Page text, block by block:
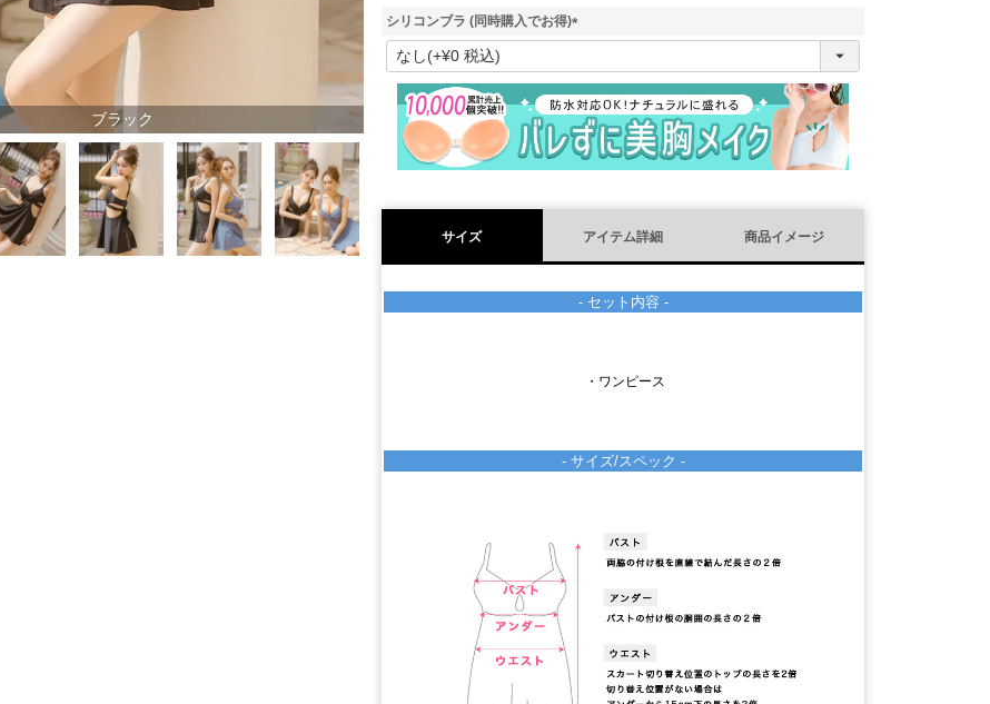
ブラック
ダスティブルー
シリコンブラ (同時購入でお得)
(
須
)
サイズ アイテム詳細 商品イメージ
- セット内容 -
・ワンピース
- サイズ/スペック -